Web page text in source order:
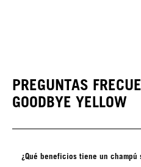
PREGUNTAS
GOODBYE YELLOW
¿Qué beneficios tiene un champú